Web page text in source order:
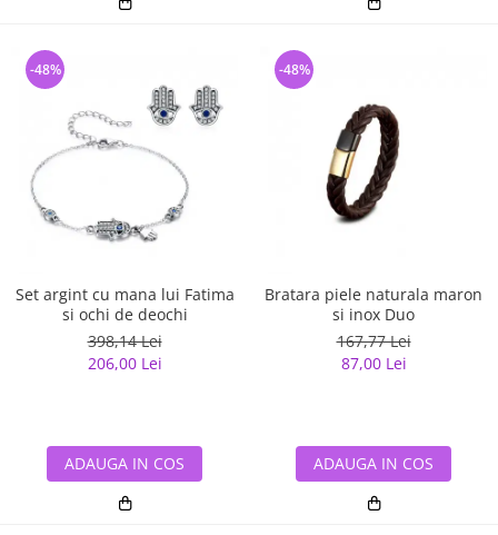
Set argint cu mana lui Fatima
si ochi de deochi
398,14 Lei
206,00 Lei
-48%
ADAUGA IN COS
Bratara piele naturala maron
si inox Duo
167,77 Lei
87,00 Lei
-48%
ADAUGA IN COS